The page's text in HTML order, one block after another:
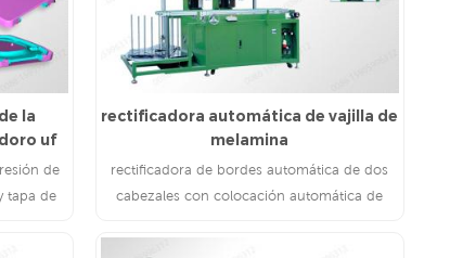
la
uf
de
tapa de
rectificadora automática de vajilla de
melamina
rectificadora de bordes automática de dos
cabezales con colocación automática de